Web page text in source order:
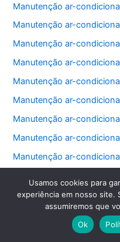
Manutenção ar-
Manutenção ar-
Manutenção ar-
Manutenção ar-
Manutenção ar-
Manutenção ar-
Manutenção ar-
Manutenção ar-
Manutenção ar-
Manutenção ar-
Manutenção ar-
Manutenção ar-
Manutenção ar-
Usamos cookies para
experiência em nosso site.
assumiremos que
Ok